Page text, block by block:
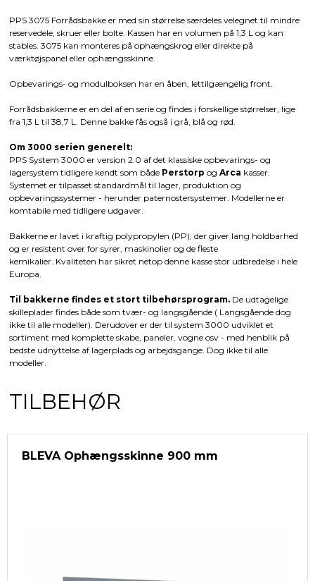
PPS 3075 Forrådsbakke er med sin størrelse særdeles velegnet til mindre
reservedele, skruer eller bolte. Kassen har en volumen på 1,3 L og kan
stables. 3075 kan monteres på ophængskrog eller direkte på
værktøjspanel eller ophængsskinne.
Opbevarings- og modulboksen har en åben, lettilgængelig front.
Forrådsbakkerne er en del af en serie og findes i forskellige størrelser, lige
fra 1,3 L til 38,7 L. Denne bakke fås også i grå, blå og rød.
Om 3000 serien generelt:
PPS System 3000 er version 2.0 af det klassiske opbevarings- og
lagersystem tidligere kendt som både Perstorp og Arca kasser.
Systemet er tilpasset standardmål til lager, produktion og
opbevaringssystemer - herunder paternostersystemer. Modellerne er
komtabile med tidligere udgaver.
Bakkerne er lavet i kraftig polypropylen (PP), der giver lang holdbarhed
og er resistent over for syrer, maskinolier og de fleste
kemikalier. Kvaliteten har sikret netop denne kasse stor udbredelse i hele
Europa.
Til bakkerne findes et stort tilbehørsprogram. De udtagelige
skilleplader findes både som tvær- og langsgående ( Langsgående dog
ikke til alle modeller). Derudover er der til system 3000 udviklet et
sortiment med komplette skabe, paneler, vogne osv - med henblik på
bedste udnyttelse af lagerplads og arbejdsgange. Dog ikke til alle
modeller.
TILBEHØR
BLEVA Ophængsskinne 900 mm